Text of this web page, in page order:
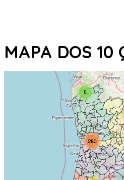
MAPA DOS 10